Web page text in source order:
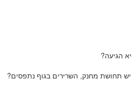
הגיעה?
תחושת מחנק, השרירים בגוף נתפסים?